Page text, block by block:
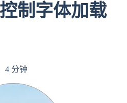
制字体加载
4 分钟